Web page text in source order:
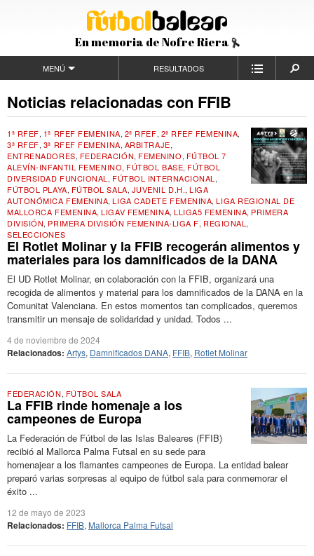
En memoria de Nofre Riera
MENÚ RESULTADOS
Noticias relacionadas con FFIB
1ª RFEF, 1ª RFEF FEMENINA, 2ª RFEF, 2ª RFEF FEMENINA,
3ª RFEF, 3ª RFEF FEMENINA, ARBITRAJE,
ENTRENADORES, FEDERACIÓN, FEMENINO, FÚTBOL 7
ALEVÍN-INFANTIL FEMENINO, FÚTBOL BASE, FÚTBOL
DIVERSIDAD FUNCIONAL , FÚTBOL INTERNACIONAL ,
FÚTBOL PLAYA, FÚTBOL SALA, JUVENIL D.H.,LIGA
AUTONÓMICA FEMENINA,LIGA CADETE FEMENINA,LIGA REGIONAL DE
MALLORCA FEMENINA,LIGAV FEMENINA,LLIGA5 FEMENINA, PRIMERA
DIVISIÓN, PRIMERA DIVISIÓN FEMENINA-LIGA F, REGIONAL ,
SELECCIONES
El Rotlet Molinar y la FFIB recogerán alimentos y
materiales para los damnificados de la DANA
El UD Rotlet Molinar, en colaboración con la FFIB, organizará una
recogida de alimentos y material para los damnificados de la DANA en la
Comunitat Valenciana. En estos momentos tan complicados, queremos
transmitir un mensaje de solidaridad y unidad. Todos ...
4 de noviembre de 2024
Relacionados: Artys, Damnificados DANA, FFIB, Rotlet Molinar
FEDERACIÓN, FÚTBOL SALA
La FFIB rinde homenaje a los
campeones de Europa
La Federación de Fútbol de las Islas Baleares (FFIB)
recibió al Mallorca Palma Futsal en su sede para
homenajear a los flamantes campeones de Europa. La entidad balear
preparó varias sorpresas al equipo de fútbol sala para conmemorar el
éxito ...
12 de mayo de 2023
Relacionados: FFIB, Mallorca Palma Futsal